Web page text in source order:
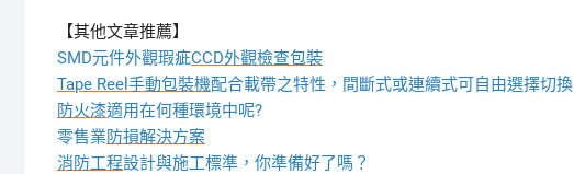
【其他文章推薦】
SMD元件外觀瑕疵CCD外觀檢查包裝
Tape Reel手動包裝機配合載帶之特性，間斷式或連續式可自由選擇切換
防火漆適用在何種環境中呢?
零售業防損解決方案
消防工程設計與施工標準，你準備好了嗎？